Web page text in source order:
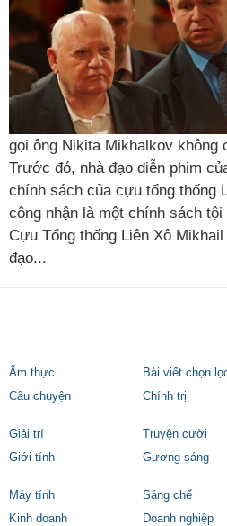
gọi ông Nikita Mikhalkov không
Trước đó, nhà đạo diễn phim
chính sách của cựu tổng thống
công nhận là một chính sách
Cựu Tổng thống Liên Xô
đạo...
Ẩm thực Bài viết chọn
Câu chuyện
Chính trị
Giải trí
Truyện cười
Giới tính
Gương sáng
Máy tính
Sáng chế
Kinh doanh
Doanh nghiệp